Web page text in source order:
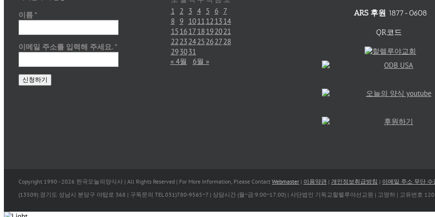
이름 *
이메일 주소를 입력해 주세요. *
1 2 3 4 5 6
7
8 9 1011 12 13 14
15 1617 18 192021
22 23 2425 2627 28
293031
« 4월
6월 »
ARS 후원 1877-0608
QR코드
Copyright 1990 - 2026 한국오늘의양식사 | All Rights Reserved | For More Information, Please Contact Webmaster | 이용약관 | 개인정보취급방침 | 이메일 주소 무단 수
(13509) 경기도 성남시 분당구 야탑로 368 | 구독문의 TEL 031)780-9565~7 | 상담시간 (월~금:9:00~17:00) | 사단법인 기독교할렐루야선교원 | 고영하 | 고유번호